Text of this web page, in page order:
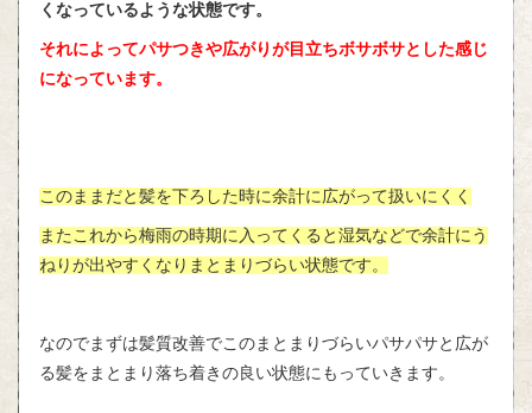
くなっているような状態です。
それによってパサつきや広がりが目立ちボサボサとした感じ
になっています。
このままだと髪を下ろした時に余計に広がって扱いにくく
またこれから梅雨の時期に入ってくると湿気などで余計にう
ねりが出やすくなりまとまりづらい状態です。
なのでまずは髪質改善でこのまとまりづらいパサパサと広が
る髪をまとまり落ち着きの良い状態にもっていきます。